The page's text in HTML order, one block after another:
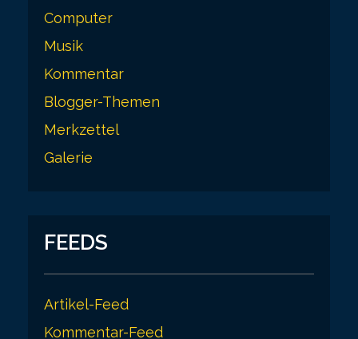
Computer
Musik
Kommentar
Blogger-Themen
Merkzettel
Galerie
FEEDS
Artikel-Feed
Kommentar-Feed